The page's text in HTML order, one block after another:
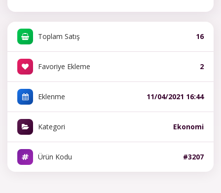
Toplam Satış 16
Favoriye Ekleme 2
Eklenme 11/04/2021 16:44
Kategori Ekonomi
Ürün Kodu #3207